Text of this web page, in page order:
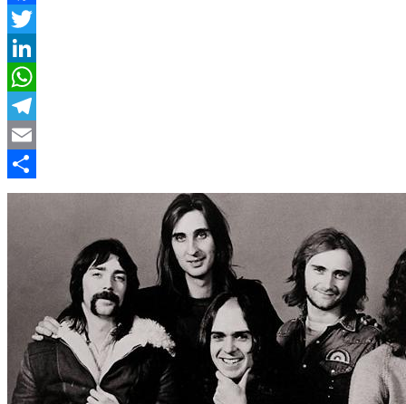
Facebook
Twitter
LinkedIn
WhatsApp
Telegram
Email
Compartir